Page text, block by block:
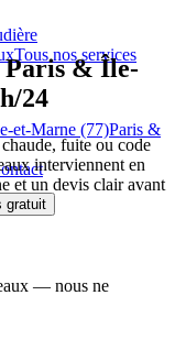
Tous nos services
et-Marne (77)Paris &
gratuit
& Île-
24
fuite ou code
interviennent en
et un devis clair avant
— nous ne